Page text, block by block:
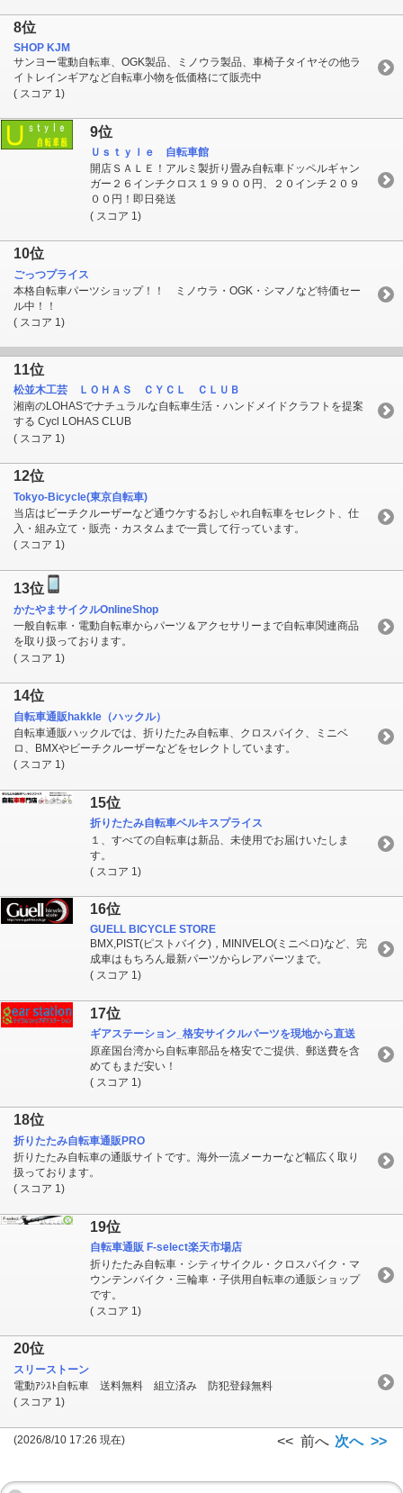
8位
SHOP KJM
サンヨー電動自転車、OGK製品、ミノウラ製品、車椅子タイヤその他ラ
イトレインギアなど自転車小物を低価格にて販売中
( スコア 1)
9位
Ｕｓｔｙｌｅ 自転車館
開店ＳＡＬＥ！アルミ製折り畳み自転車ドッペルギャン
ガー２６インチクロス１９９００円、２０インチ２０９
００円！即日発送
( スコア 1)
10位
ごっつプライス
本格自転車パーツショップ！！ ミノウラ・OGK・シマノなど特価セー
ル中！！
( スコア 1)
11位
松並木工芸 ＬＯＨＡＳ ＣＹＣＬ ＣＬＵＢ
湘南のLOHASでナチュラルな自転車生活・ハンドメイドクラフトを提案
する Cycl LOHAS CLUB
( スコア 1)
12位
Tokyo-Bicycle(東京自転車)
当店はビーチクルーザーなど通ウケするおしゃれ自転車をセレクト、仕
入・組み立て・販売・カスタムまで一貫して行っています。
( スコア 1)
13位
かたやまサイクルOnlineShop
一般自転車・電動自転車からパーツ＆アクセサリーまで自転車関連商品
を取り扱っております。
( スコア 1)
14位
自転車通販hakkle（ハックル）
自転車通販ハックルでは、折りたたみ自転車、クロスバイク、ミニベ
ロ、BMXやビーチクルーザーなどをセレクトしています。
( スコア 1)
15位
折りたたみ自転車ベルキスプライス
１、すべての自転車は新品、未使用でお届けいたしま
す。
( スコア 1)
16位
GUELL BICYCLE STORE
BMX,PIST(ピストバイク)，MINIVELO(ミニベロ)など、完
成車はもちろん最新パーツからレアパーツまで。
( スコア 1)
17位
ギアステーション_格安サイクルパーツを現地から直送
原産国台湾から自転車部品を格安でご提供、郵送費を含
めてもまだ安い！
( スコア 1)
18位
折りたたみ自転車通販PRO
折りたたみ自転車の通販サイトです。海外一流メーカーなど幅広く取り
扱っております。
( スコア 1)
19位
自転車通販 F-select楽天市場店
折りたたみ自転車・シティサイクル・クロスバイク・マ
ウンテンバイク・三輪車・子供用自転車の通販ショップ
です。
( スコア 1)
20位
スリーストーン
電動ｱｼｽﾄ自転車 送料無料 組立済み 防犯登録無料
( スコア 1)
(2026/8/10 17:26 現在) << 前へ 次へ >>